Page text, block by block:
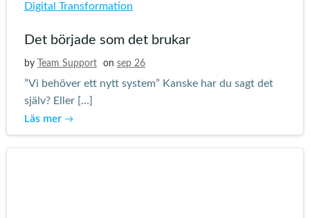
Digital Transformation
Det började som det brukar
by Team Support on sep 26
”Vi behöver ett nytt system” Kanske har du sagt det
själv? Eller […]
Läs mer